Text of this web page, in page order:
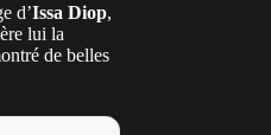
d’Issa Diop,
lui la
de belles